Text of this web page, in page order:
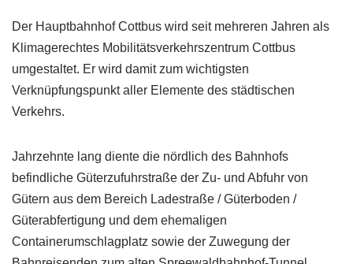
Der Hauptbahnhof Cottbus wird seit mehreren Jahren als
Klimagerechtes Mobilitätsverkehrszentrum Cottbus
umgestaltet. Er wird damit zum wichtigsten
Verknüpfungspunkt aller Elemente des städtischen
Verkehrs.
Jahrzehnte lang diente die nördlich des Bahnhofs
befindliche Güterzufuhrstraße der Zu- und Abfuhr von
Gütern aus dem Bereich Ladestraße / Güterboden /
Güterabfertigung und dem ehemaligen
Containerumschlagplatz sowie der Zuwegung der